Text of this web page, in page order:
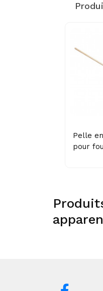
Pelle
pour